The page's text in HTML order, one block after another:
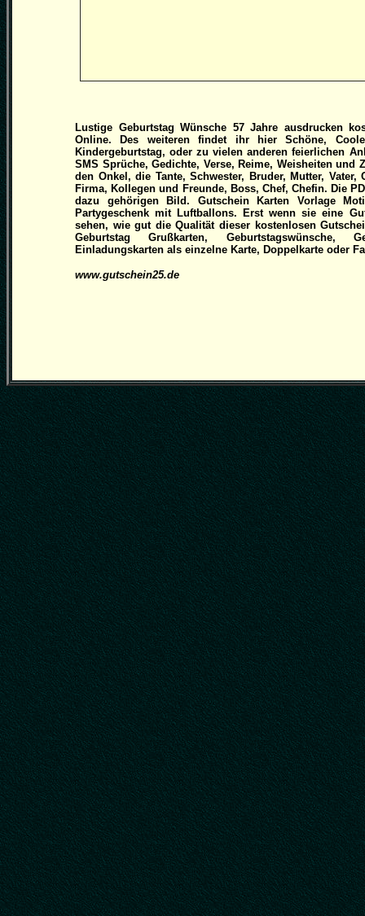
Lustige Geburtstag Wünsche 57 Jahre ausdrucken
Online. Des weiteren findet ihr hier Schöne,
Kindergeburtstag, oder zu vielen anderen feierlichen
SMS Sprüche, Gedichte, Verse, Reime, Weisheiten
den Onkel, die Tante, Schwester, Bruder, Mutter,
Firma, Kollegen und Freunde, Boss, Chef, Chefin. Die
dazu gehörigen Bild. Gutschein Karten Vorlage
Partygeschenk mit Luftballons. Erst wenn sie eine
sehen, wie gut die Qualität dieser kostenlosen
Geburtstag Grußkarten, Geburtstagswünsche,
Einladungskarten als einzelne Karte, Doppelkarte oder
www.gutschein25.de